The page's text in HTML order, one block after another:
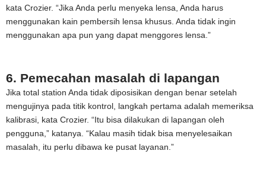
kata Crozier. “Jika Anda perlu menyeka lensa, Anda harus
menggunakan kain pembersih lensa khusus. Anda tidak ingin
menggunakan apa pun yang dapat menggores lensa.”
6. Pemecahan masalah di lapangan
Jika total station Anda tidak diposisikan dengan benar setelah
mengujinya pada titik kontrol, langkah pertama adalah memeriksa
kalibrasi, kata Crozier. “Itu bisa dilakukan di lapangan oleh
pengguna,” katanya. “Kalau masih tidak bisa menyelesaikan
masalah, itu perlu dibawa ke pusat layanan.”